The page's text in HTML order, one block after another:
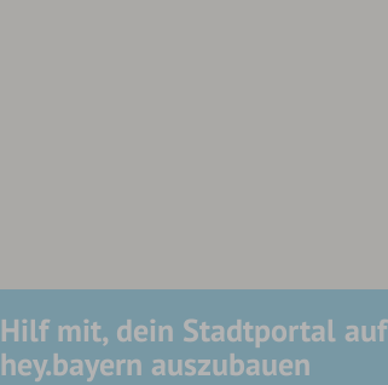
Hilf mit, dein Stadtportal auf
hey.bayern auszubauen